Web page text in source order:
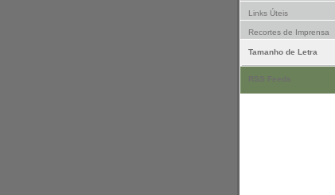
Links Úteis
Recortes de Imprensa
Tamanho de Letra